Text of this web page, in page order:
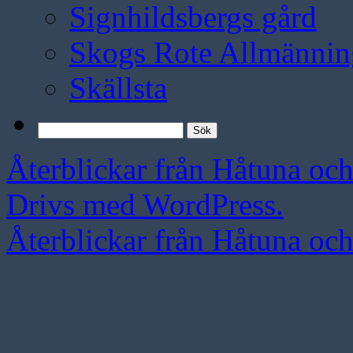
Signhildsbergs gård
Skogs Rote
Skällsta
efter:
Återblickar från Håtuna
Drivs med WordPress.
Återblickar från Håtuna